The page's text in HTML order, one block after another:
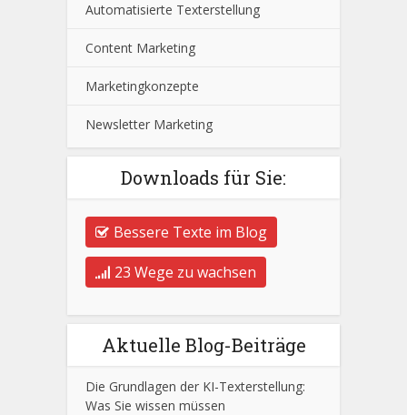
Automatisierte Texterstellung
Content Marketing
Marketingkonzepte
Newsletter Marketing
Downloads für Sie:
Bessere Texte im Blog
23 Wege zu wachsen
Aktuelle Blog-Beiträge
Die Grundlagen der KI-Texterstellung:
Was Sie wissen müssen